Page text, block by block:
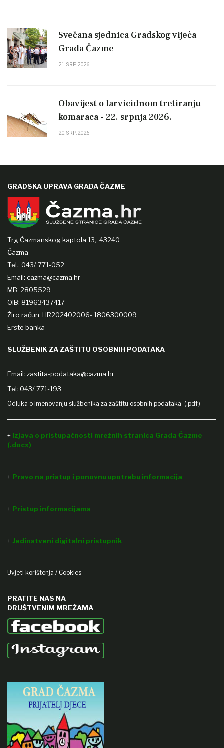
Svečana sjednica Gradskog vijeća
Grada Čazme
21.SRP.2026
Obavijest o larvicidnom tretiranju
komaraca - 22. srpnja 2026.
20.SRP.2026
GRADSKA UPRAVA GRADA ČAZME
Trg Čazmanskog kaptola 13, 43240
Čazma
Tel.: 043/ 771-052
Email: cazma@cazma.hr
MB: 2805529
OIB: 81963437417
Žiro račun: HR202402006- 1806300009
Erste banka
SLUŽBENIK ZA ZAŠTITU OSOBNIH PODATAKA
Email: zastita-podataka@cazma.hr
Tel: 043/ 771-193
Odluka o imenovanju službenika za zaštitu osobnih podataka (.pdf)
+ Izjava o pristupačnosti mrežnih stranica Grada Čazme
(.docx)
+ Pravo na pristup i ponovnu upotrebu informacija
+ Pristup informacijama
+ Jedinstveni digitalni pristupnik
Uvjeti korištenja / Cookies
PRATITE NAS NA
DRUŠTVENIM MREŽAMA